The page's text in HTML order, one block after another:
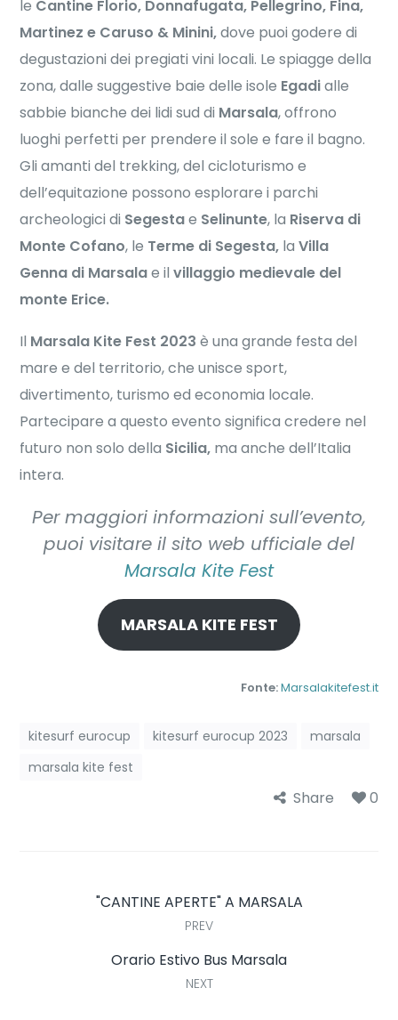
le Cantine Florio, Donnafugata, Pellegrino, Fina,
Martinez e Caruso & Minini,dove puoi godere di
degustazioni dei pregiati vini locali. Le spiagge della
zona, dalle suggestive baie delle isole Egadialle
sabbie bianche dei lidi sud di Marsala, offrono
luoghi perfetti per prendere il sole e fare il bagno.
Gli amanti del trekking, del cicloturismo e
dell’equitazione possono esplorare i parchi
archeologici di Segestae Selinunte, la Riserva di
Monte Cofano, le Terme di Segesta, la Villa
Genna di Marsalae ilvillaggio medievale del
monte Erice.
Il Marsala Kite Fest 2023è una grande festa del
mare e del territorio, che unisce sport,
divertimento, turismo ed economia locale.
Partecipare a questo evento significa credere nel
futuro non solo della Sicilia, ma anche dell’Italia
intera.
Per maggiori informazioni sull’evento,
puoi visitare il sito web ufficiale del
Marsala Kite Fest
MARSALA KITE FEST
Fonte:Marsalakitefest.it
kitesurf eurocup kitesurf eurocup 2023
marsala
marsala kite fest
Share 0
"CANTINE APERTE" A MARSALA
PREV
Orario Estivo Bus Marsala
NEXT